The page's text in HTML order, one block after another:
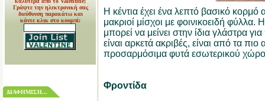
Γράψτε την ηλεκτρονική σας
διεύθυνση παρακάτω και
κάντε κλικ στο κουμπί:
ΔΙΑΦΗΜΙΣΗ...
Η κέντια έχει ένα λεπτό βασικό κορμό
μακριοί μίσχοι με φοινικοειδή φύλλα.
μπορεί να μείνει στην ίδια γλάστρα
είναι αρκετά ακριβές, είναι από τα πιο
προσαρμόσιμα φυτά εσωτερικού
Φροντίδα